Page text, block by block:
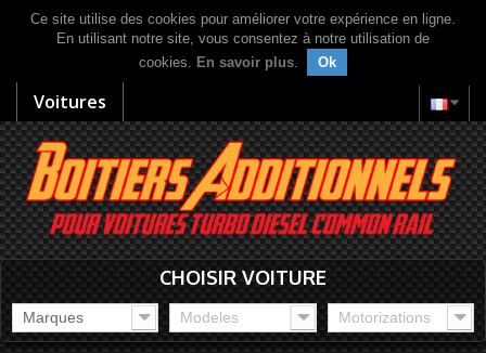
Ce site utilise des cookies pour améliorer votre expérience en ligne.
En utilisant notre site, vous consentez à notre utilisation de
cookies. En savoir plus. Ok
Voitures
CHOISIR VOITURE
Marques Modeles Motorizations